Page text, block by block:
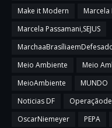
Make it Modern
Marcela
Marcela Passamani,SEJUS
Meio Ambiente
Meio
MeioAmbiente
MUNDO
Noticias DF
OscarNiemeyer
PEPA